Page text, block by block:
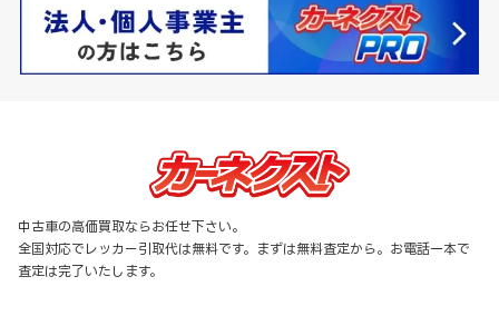
中古車の高価買取ならお任せ下さい。
全国対応でレッカー引取代は無料です。まずは無料査定から。お電話一本で
査定は完了いたします。